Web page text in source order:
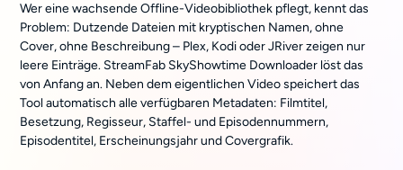
Wer eine wachsende Offline-Videobibliothek pflegt, kennt das
Problem: Dutzende Dateien mit kryptischen Namen, ohne
Cover, ohne Beschreibung – Plex, Kodi oder JRiver zeigen nur
leere Einträge. StreamFab SkyShowtime Downloader löst das
von Anfang an. Neben dem eigentlichen Video speichert das
Tool automatisch alle verfügbaren Metadaten: Filmtitel,
Besetzung, Regisseur, Staffel- und Episodennummern,
Episodentitel, Erscheinungsjahr und Covergrafik.